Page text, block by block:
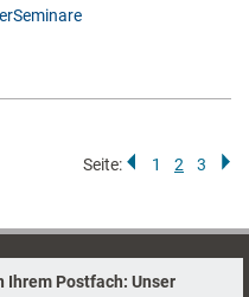
Seite: 1 2 3
Ihrem Postfach: Unser